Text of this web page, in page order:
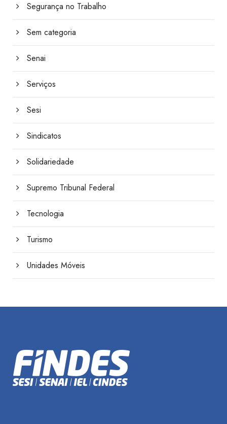
Segurança no Trabalho
Sem categoria
Senai
Serviços
Sesi
Sindicatos
Solidariedade
Supremo Tribunal Federal
Tecnologia
Turismo
Unidades Móveis